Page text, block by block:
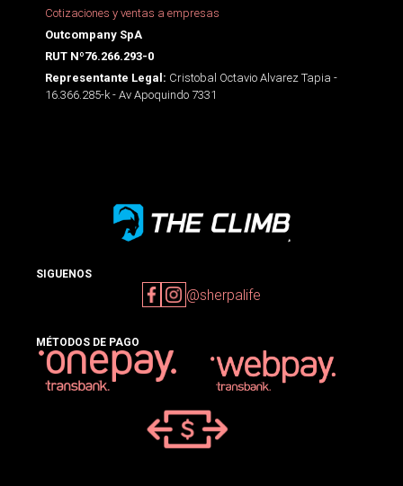
Cotizaciones y ventas a empresas
Outcompany SpA
RUT Nº76.266.293-0
Representante Legal: Cristobal Octavio Alvarez Tapia -
16.366.285-k - Av Apoquindo 7331
SIGUENOS
@sherpalife
MÉTODOS DE PAGO